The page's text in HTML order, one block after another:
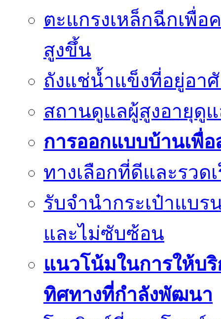
ตะแกรงเหล็กฉีกเพื่
สูงขึ้น
ถังแช่น้ำแข็งที่อยู่อา
สถานดูแลผู้สูงอายุดู
การออกแบบบ้านเพื่
ทางเลือกที่ดีและรวด
รับจำนำกระเป๋าแบ
และไม่ซับซ้อน
แนวโน้มในการให้บ
ทิศทางที่กำลังพัฒนา